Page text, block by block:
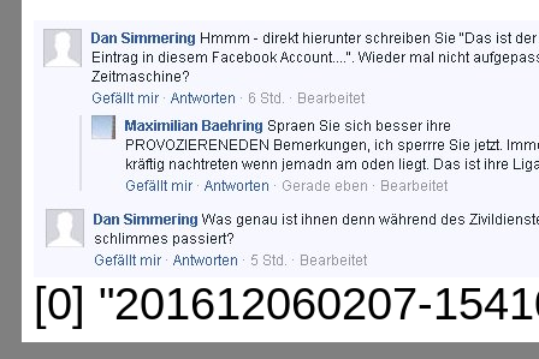
[0] "201612060207-